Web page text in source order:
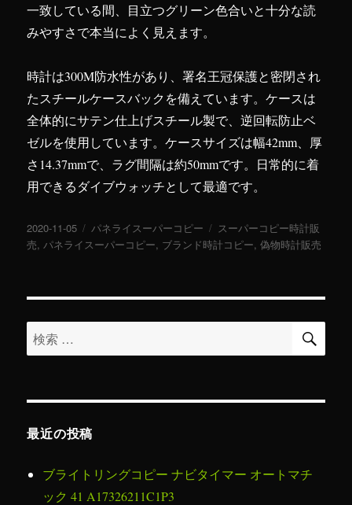
一致している間、目立つグリーン色合いと十分な読
みやすさで本当によく見えます。
時計は300M防水性があり、署名王冠保護と密閉され
たスチールケースバックを備えています。ケースは
全体的にサテン仕上げスチール製で、逆回転防止ベ
ゼルを使用しています。ケースサイズは幅42mm、厚
さ14.37mmで、ラグ間隔は約50mmです。日常的に着
用できるダイブウォッチとして最適です。
投
稿
2020-11-05
カ
テ
ー
パネライスーパーコピー
タ
グ
スーパーコピー時計販
売,パネライスーパーコピー, ブランド時計コピー,偽物時計販売
検
索
象:
検
最近の投稿
ブライトリングコピー ナビタイマー オートマチ
ック 41 A17326211C1P3